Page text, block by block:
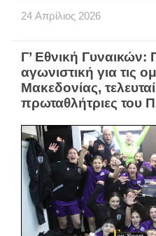
24 Απρίλιος 2026
Γ’ Εθνική Γυναικών:
αγωνιστική για τις
Μακεδονίας,
πρωταθλήτριες του